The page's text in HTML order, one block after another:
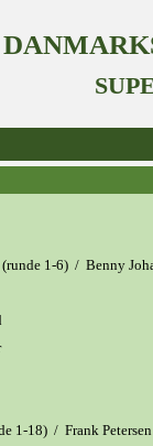
1-6) / Benny
1-18) / Frank